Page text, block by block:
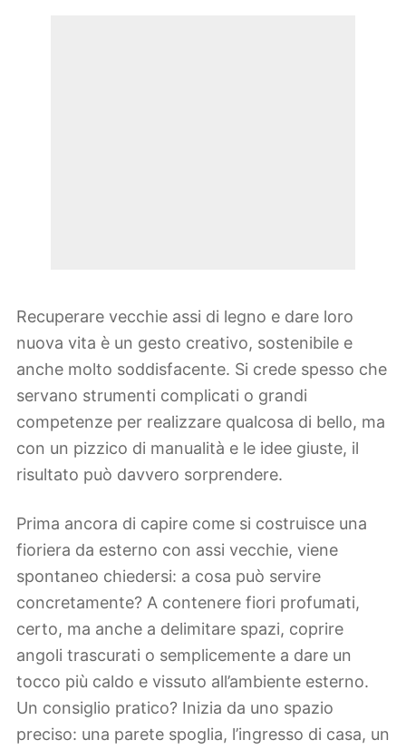
Recuperare vecchie assi di legno e dare loro
nuova vita è un gesto creativo, sostenibile e
anche molto soddisfacente. Si crede spesso che
servano strumenti complicati o grandi
competenze per realizzare qualcosa di bello, ma
con un pizzico di manualità e le idee giuste, il
risultato può davvero sorprendere.
Prima ancora di capire come si costruisce una
fioriera da esterno con assi vecchie, viene
spontaneo chiedersi: a cosa può servire
concretamente? A contenere fiori profumati,
certo, ma anche a delimitare spazi, coprire
angoli trascurati o semplicemente a dare un
tocco più caldo e vissuto all’ambiente esterno.
Un consiglio pratico? Inizia da uno spazio
preciso: una parete spoglia, l’ingresso di casa, un